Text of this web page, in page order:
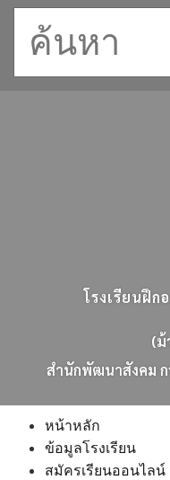
โรงเรียนฝึ
(ม้
สนกพฒนาสงคม ก
หน้าหลัก
ข้อมูลโรงเรียน
สมัครเรียนออนไลน์